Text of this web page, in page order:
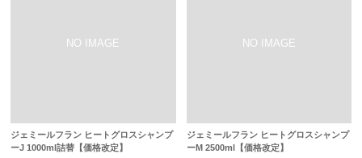
ジェミールフラン ヒートグロスシャンプ
ーJ 1000ml詰替【価格改定】
ジェミールフラン ヒートグロスシャンプ
ーM 2500ml【価格改定】